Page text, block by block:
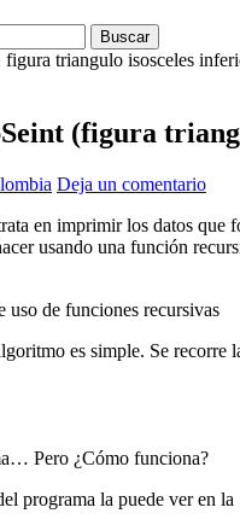
(figura
Deja un comentario
en imprimir los datos
usando una función
uso de funciones recursivas
es simple. Se
Pero ¿Cómo funciona?
programa la puede ver en la